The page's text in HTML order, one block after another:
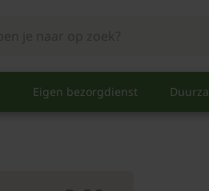
Eigen bezorgdienst